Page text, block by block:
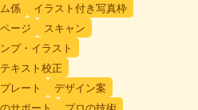
係
イラスト付き写真枠
ージ
スキャン
プ・イラスト
テキスト校正
レート
デザイン案